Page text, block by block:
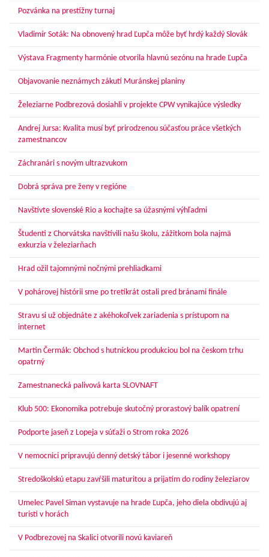
Pozvánka na prestížny turnaj
Vladimír Soták: Na obnovený hrad Ľupča môže byť hrdý každý Slovák
Výstava Fragmenty harmónie otvorila hlavnú sezónu na hrade Ľupča
Objavovanie neznámych zákutí Muránskej planiny
Železiarne Podbrezová dosiahli v projekte CPW vynikajúce výsledky
Andrej Jursa: Kvalita musí byť prirodzenou súčasťou práce všetkých
zamestnancov
Záchranári s novým ultrazvukom
Dobrá správa pre ženy v regióne
Navštívte slovenské Rio a kochajte sa úžasnými výhľadmi
Študenti z Chorvátska navštívili našu školu, zážitkom bola najmä
exkurzia v železiarňach
Hrad ožil tajomnými nočnými prehliadkami
V pohárovej histórii sme po tretíkrát ostali pred bránami finále
Stravu si už objednáte z akéhokoľvek zariadenia s prístupom na
internet
Martin Čermák: Obchod s hutníckou produkciou bol na českom trhu
opatrný
Zamestnanecká palivová karta SLOVNAFT
Klub 500: Ekonomika potrebuje skutočný prorastový balík opatrení
Podporte jaseň z Lopeja v súťaži o Strom roka 2026
V nemocnici pripravujú denný detský tábor i jesenné workshopy
Stredoškolskú etapu zavŕšili maturitou a prijatím do rodiny železiarov
Umelec Pavel Siman vystavuje na hrade Ľupča, jeho diela obdivujú aj
turisti v horách
V Podbrezovej na Skalici otvorili novú kaviareň